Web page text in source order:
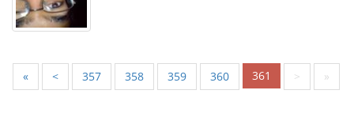
« < 357 358 359 360 361 > »